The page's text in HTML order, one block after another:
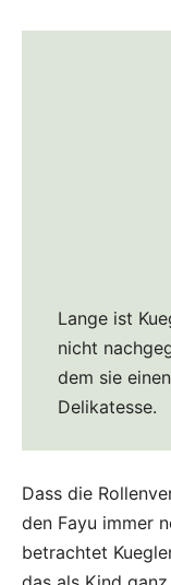
Lange ist
nicht
dem sie
Delikatesse.
Dass die
den Fayu immer
betrachtet